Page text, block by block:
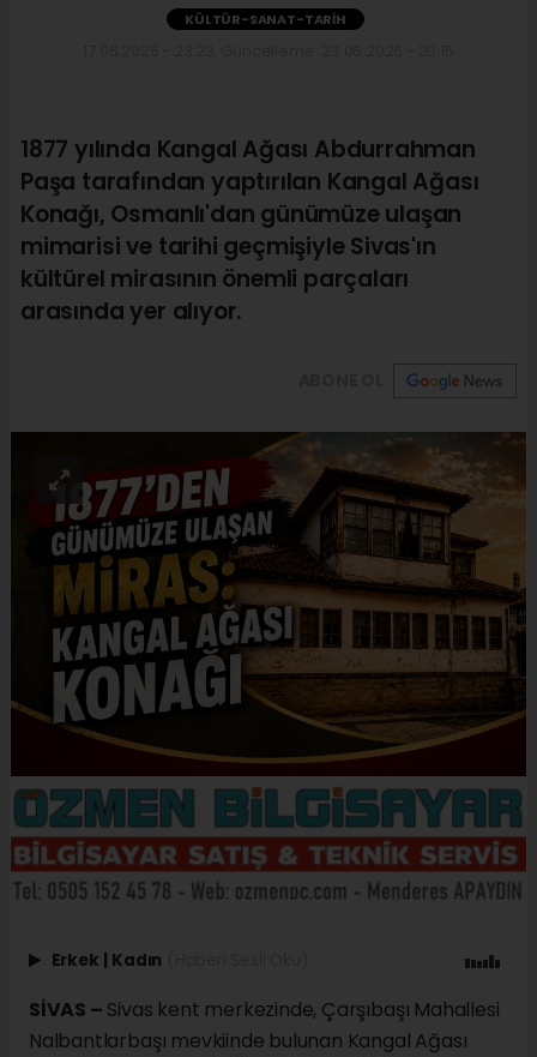
KÜLTÜR-SANAT-TARIH
1877 yılında Kangal Ağası Abdurrahman
Paşa tarafından yaptırılan Kangal Ağası
Konağı, Osmanlı'dan günümüze ulaşan
mimarisi ve tarihi geçmişiyle Sivas'ın
kültürel mirasının önemli parçaları
arasında yer alıyor.
Erkek Kadın
SİVAS – Sivas kent merkezinde, Çarşıbaşı Mahallesi
Nalbantlarbaşı mevkiinde bulunan Kangal Ağası